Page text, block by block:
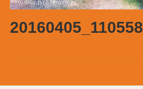
20160405_110558